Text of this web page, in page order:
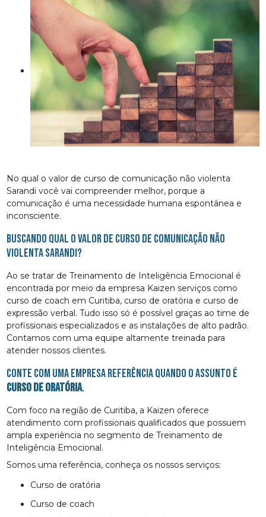
No qual o valor de curso de comunicação não violenta
Sarandi você vai compreender melhor, porque a
comunicação é uma necessidade humana espontânea e
inconsciente.
Buscando qual o valor de curso de comunicação não
violenta Sarandi?
Ao se tratar de Treinamento de Inteligência Emocional é
encontrada por meio da empresa Kaizen serviços como
curso de coach em Curitiba, curso de oratória e curso de
expressão verbal. Tudo isso só é possível graças ao time de
profissionais especializados e as instalações de alto padrão.
Contamos com uma equipe altamente treinada para
atender nossos clientes.
Conte com uma empresa referência quando o assunto é
curso de oratória.
Com foco na região de Curitiba, a Kaizen oferece
atendimento com profissionais qualificados que possuem
ampla experiência no segmento de Treinamento de
Inteligência Emocional.
Somos uma referência, conheça os nossos serviços:
curso de oratória
curso de coach